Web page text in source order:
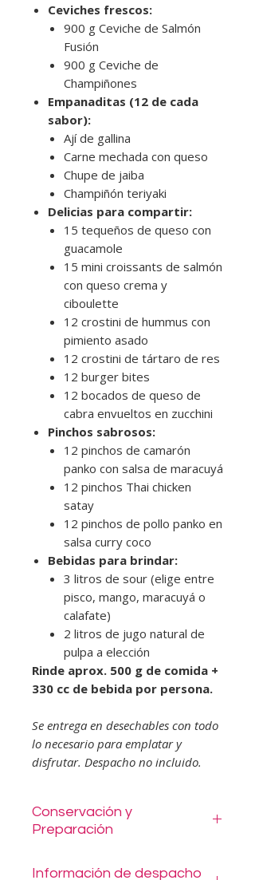
Ceviches frescos:
900 g Ceviche de Salmón
Fusión
900 g Ceviche de
Champiñones
Empanaditas (12 de cada
sabor):
Ají de gallina
Carne mechada con queso
Chupe de jaiba
Champiñón teriyaki
Delicias para compartir:
15 tequeños de queso con
guacamole
15 mini croissants de salmón
con queso crema y
ciboulette
12 crostini de hummus con
pimiento asado
12 crostini de tártaro de res
12 burger bites
12 bocados de queso de
cabra envueltos en zucchini
Pinchos sabrosos:
12 pinchos de camarón
panko con salsa de maracuyá
12 pinchos Thai chicken
satay
12 pinchos de pollo panko en
salsa curry coco
Bebidas para brindar:
3 litros de sour (elige entre
pisco, mango, maracuyá o
calafate)
2 litros de jugo natural de
pulpa a elección
Rinde aprox. 500 g de comida +
330 cc de bebida por persona.
Se entrega en desechables con todo
lo necesario para emplatar y
disfrutar. Despacho no incluido.
Conservación y
Preparación
con su preparación específica.
Información de despacho